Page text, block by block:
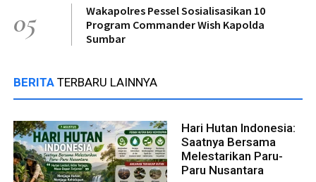
05
Wakapolres Pessel Sosialisasikan 10
Program Commander Wish Kapolda
Sumbar
BERITA TERBARU LAINNYA
Hari Hutan Indonesia:
Saatnya Bersama
Melestarikan Paru-
Paru Nusantara